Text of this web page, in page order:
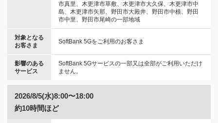
市真里、木更津市草敷、木更津市大久保、木更津市中
島、木更津市矢那、野田市大殿井、野田市中根、野田
市中里、野田市尾崎の一部地域
対象となる
お客さま
SoftBank 5Gをご利用のお客さま
影響のある
サービス
SoftBank 5Gサービスの一部又は全部がご利用いただけ
ません。
2026/8/5(水)8:00〜18:00
約10時間ほど